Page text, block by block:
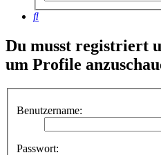
Suche
Du musst registriert
um Profile
Benutzername:
Passwort: